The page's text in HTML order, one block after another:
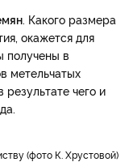
. Какого размера
окажется для
получены в
метельчатых
результате чего и
(фото К. Хрустовой)